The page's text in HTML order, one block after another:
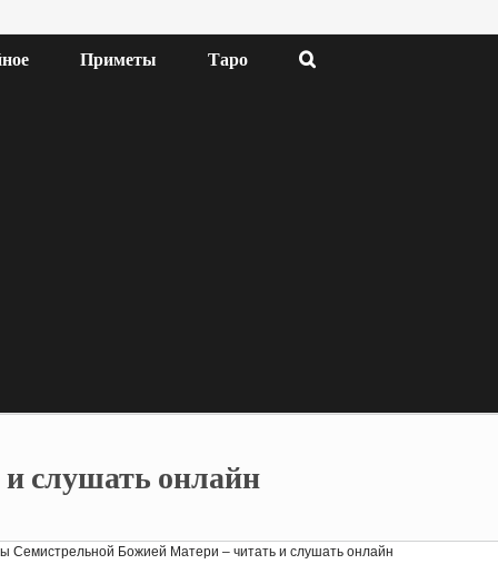
Приметы Таро
слушать онлайн
Семистрельной Божией Матери – читать и слушать онлайн